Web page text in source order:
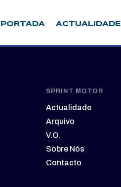
PORTADA ACTUALIDADE
SPRINT MOTOR
Actualidade
Arquivo
V.O.
Sobre Nós
Contacto